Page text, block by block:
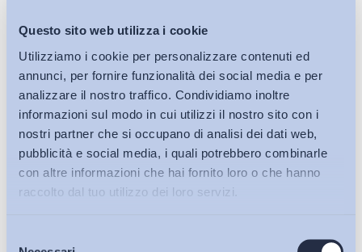
Questo sito web utilizza i cookie
Utilizziamo i cookie per personalizzare contenuti ed
annunci, per fornire funzionalità dei social media e per
analizzare il nostro traffico. Condividiamo inoltre
informazioni sul modo in cui utilizzi il nostro sito con i
nostri partner che si occupano di analisi dei dati web,
pubblicità e social media, i quali potrebbero combinarle
con altre informazioni che hai fornito loro o che hanno
raccolto dal tuo utilizzo dei loro servizi.
Bollettini ADAPT
Le “nuove” dimissioni in bianco: è vera semplificazione?
Bollettino ADAPT 09 Settembre 2015